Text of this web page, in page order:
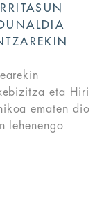
eta Hiri
ematen dio
lehenengo